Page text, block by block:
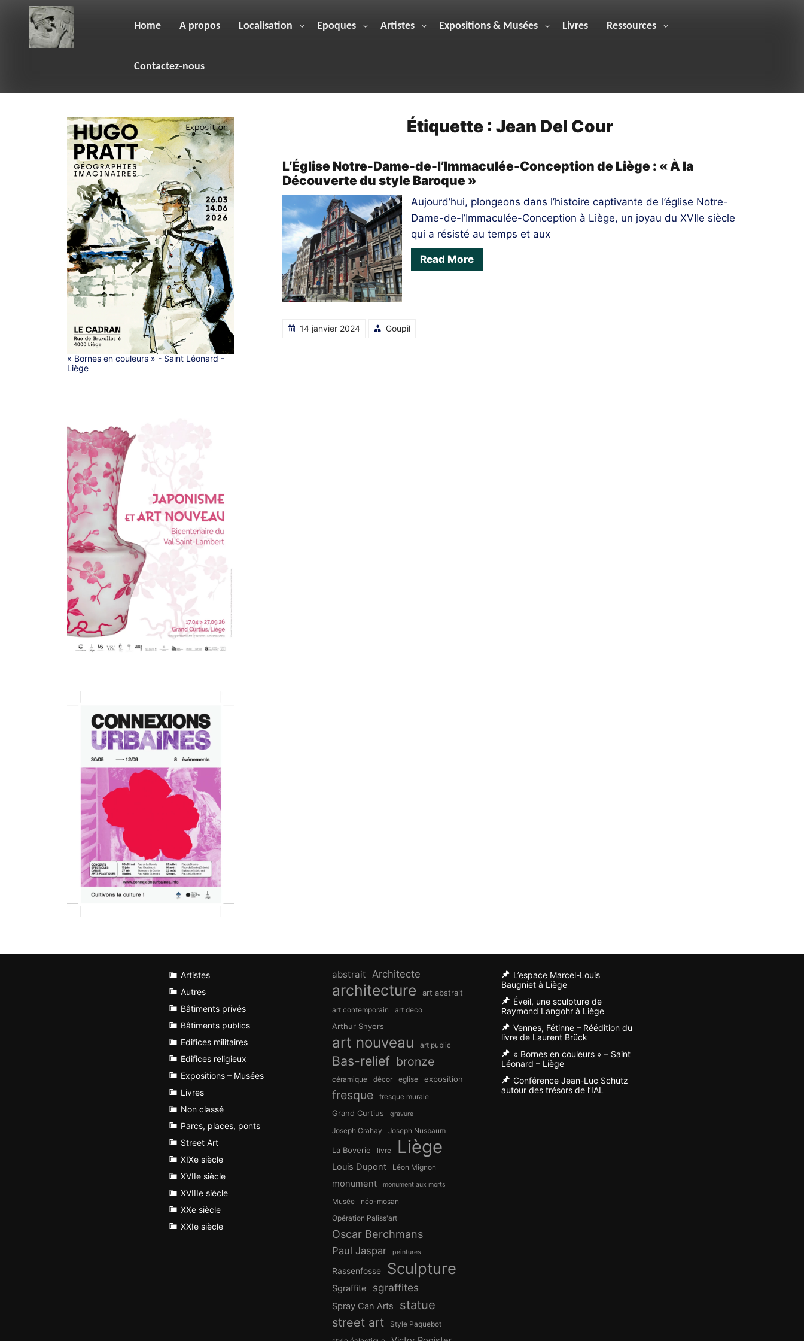
Home A propos Localisation Epoques Artistes Expositions & Musées Livres Ressources
Contactez-nous
Étiquette : Jean Del Cour
L’Église Notre-Dame-de-l’Immaculée-Conception de Liège : « À la
Découverte du style Baroque »
Aujourd’hui, plongeons dans l’histoire captivante de l’église Notre-
Dame-de-l’Immaculée-Conception à Liège, un joyau du XVIIe siècle
qui a résisté au temps et aux
Read More
14 janvier 2024 Goupil
« Bornes en couleurs » - Saint Léonard -
Liège
Artistes
Autres
Bâtiments privés
Bâtiments publics
Edifices militaires
Edifices religieux
Expositions – Musées
Livres
Non classé
Parcs, places, ponts
Street Art
XIXe siècle
XVIIe siècle
XVIIIe siècle
XXe siècle
XXIe siècle
abstrait Architecte
architecture art abstrait
art contemporain art deco
Arthur Snyers
art nouveau art public
Bas-relief bronze
céramique décor eglise exposition
fresque fresque murale
Grand Curtius gravure
Joseph Crahay Joseph Nusbaum
La Boverie livre Liège
Louis Dupont Léon Mignon
monument monument aux morts
Musée
néo-mosan
Opération Paliss'art
Oscar Berchmans
Paul Jaspar peintures
Rassenfosse Sculpture
Sgraffite sgraffites
Spray Can Arts statue
street art
Style Paquebot
L’espace Marcel-Louis
Baugniet à Liège
Éveil, une sculpture de
Raymond Langohr à Liège
Vennes, Fétinne – Réédition du
livre de Laurent Brück
« Bornes en couleurs » – Saint
Léonard – Liège
Conférence Jean-Luc Schütz
autour des trésors de l’IAL